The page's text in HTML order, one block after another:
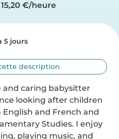
15,20 €/heure
5 jours
description
and caring babysitter
looking after children
and French and
Studies. I enjoy
playing music, and